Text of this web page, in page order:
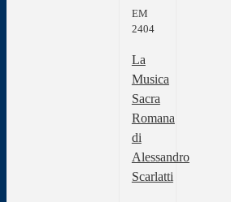
EM
2404
La
Musica
Sacra
Romana
di
Alessandro
Scarlatti